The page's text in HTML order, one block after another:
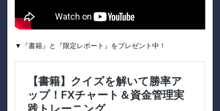
▼『書籍』と『限定レポート』をプレゼント中！